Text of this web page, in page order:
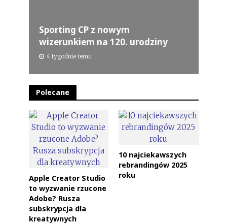
Sporting CP z nowym
wizerunkiem na 120. urodziny
4 tygodnie temu
Polecane
Apple Creator Studio
to wyzwanie rzucone
Adobe? Rusza
subskrypcja dla
kreatywnych
10 najciekawszych
rebrandingów 2025
roku